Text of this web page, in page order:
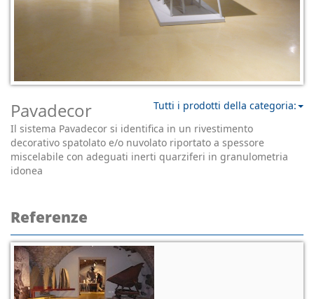
Tutti i prodotti della categoria:
Pavadecor
Il sistema Pavadecor si identifica in un rivestimento
decorativo spatolato e/o nuvolato riportato a spessore
miscelabile con adeguati inerti quarziferi in granulometria
idonea
Referenze